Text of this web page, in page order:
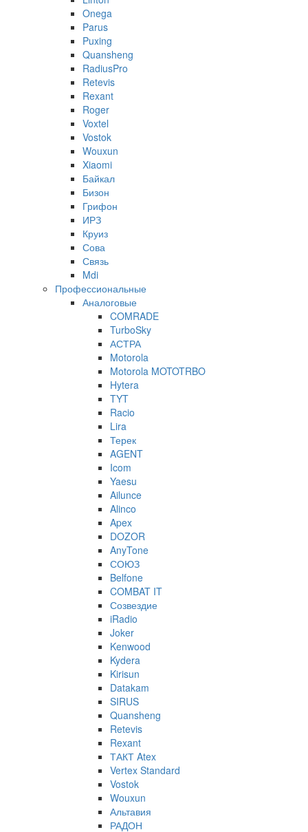
Onega
Parus
Puxing
Quansheng
RadiusPro
Retevis
Rexant
Roger
Voxtel
Vostok
Wouxun
Xiaomi
Байкал
Бизон
Грифон
ИРЗ
Круиз
Сова
Связь
Mdi
Профессиональные
Аналоговые
COMRADE
TurboSky
АСТРА
Motorola
Motorola MOTOTRBO
Hytera
TYT
Racio
Lira
Терек
AGENT
Icom
Yaesu
Ailunce
Alinco
Apex
DOZOR
AnyTone
СОЮЗ
Belfone
COMBAT IT
Созвездие
iRadio
Joker
Kenwood
Kydera
Kirisun
Datakam
SIRUS
Quansheng
Retevis
Rexant
ТАКТ Atex
Vertex Standard
Vostok
Wouxun
Альтавия
РАДОН